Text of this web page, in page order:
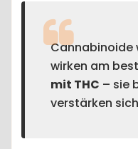
Cannabinoide
wirken am
mit THC – sie
verstärken